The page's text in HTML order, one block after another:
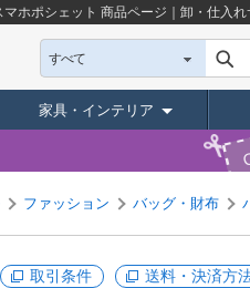
ホポシェット 商品ページ｜卸・仕入れ
すべて
家具・インテリア
ファッション バッグ・財布
取引条件 送料・決済方